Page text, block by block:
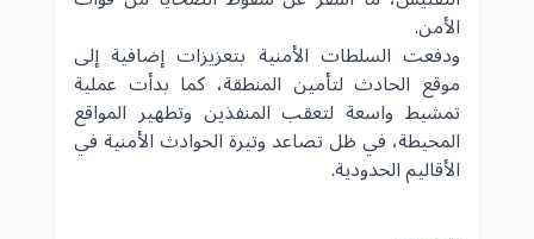
الأمن.
ودفعت السلطات الأمنية بتعزيزات إضافية إلى
موقع الحادث لتأمين المنطقة، كما بدأت عملية
تمشيط واسعة لتعقب المنفذين وتطهير المواقع
المحيطة، في ظل تصاعد وتيرة الحوادث الأمنية في
الأقاليم الحدودية.